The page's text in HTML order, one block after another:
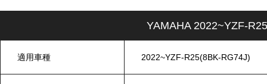
YAMAHA 2022~YZF-
適用車種 2022~YZF-R25(8BK-RG74J)